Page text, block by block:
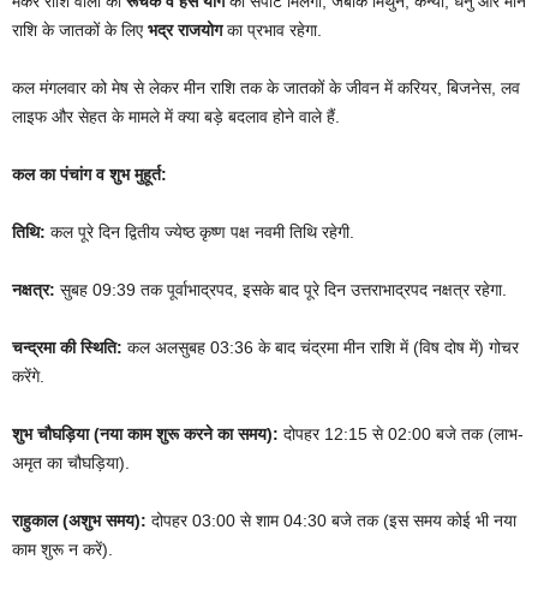
राशि के जातकों के लिएभद्र राजयोगका प्रभाव रहेगा.
कल मंगलवार को मेष से लेकर मीन राशि तक के जातकों के जीवन में करियर, बिजनेस, लव
लाइफ और सेहत के मामले में क्या बड़े बदलाव होने वाले हैं.
कल का पंचांग व शुभ मुहूर्त:
तिथि: कल पूरे दिन द्वितीय ज्येष्ठ कृष्ण पक्ष नवमी तिथि रहेगी.
नक्षत्र: सुबह 09:39 तक पूर्वाभाद्रपद, इसके बाद पूरे दिन उत्तराभाद्रपद नक्षत्र रहेगा.
चन्द्रमा की स्थिति: कल अलसुबह 03:36 के बाद चंद्रमा मीन राशि में (विष दोष में) गोचर
करेंगे.
शुभ चौघड़िया (नया काम शुरू करने का समय): दोपहर 12:15 से 02:00 बजे तक (लाभ-
अमृत का चौघड़िया).
राहुकाल (अशुभ समय): दोपहर 03:00 से शाम 04:30 बजे तक (इस समय कोई भी नया
काम शुरू न करें).